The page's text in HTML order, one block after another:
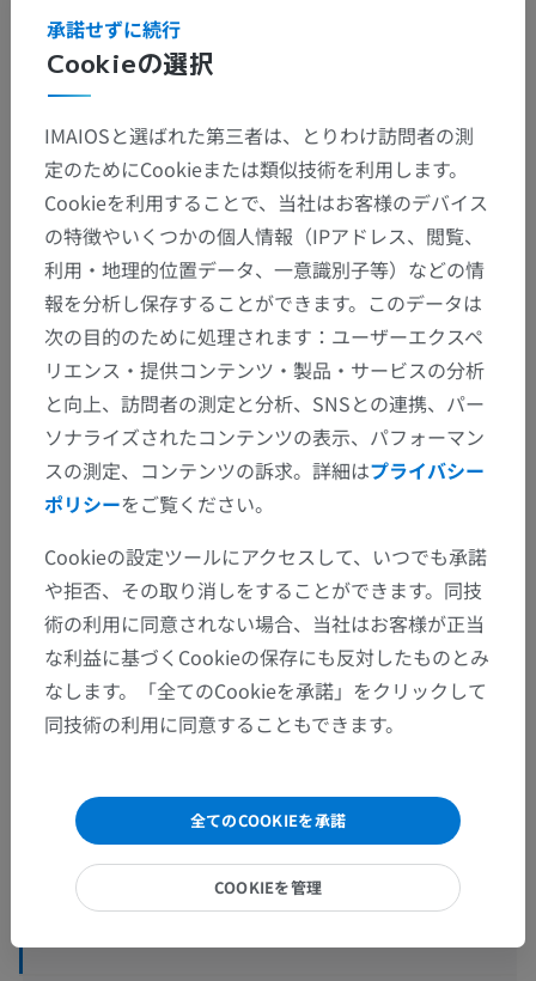
解剖学的階層
人体解剖学2
> 統合系> 神経系> 中枢神経系> 脳>
大脳
葉間溝> 頭頂下溝
下位構造：
この解剖学的部位には下位構造がありま
Cookieの選択
承諾せずに続行
IMAIOSと選ばれた第三者は、とりわけ訪問者の測
定のためにCookieまたは類似技術を利用します。
Cookieを利用することで、当社はお客様のデバイス
の特徴やいくつかの個人情報（IPアドレス、閲覧、
利用・地理的位置データ、一意識別子等）などの情
報を分析し保存することができます。このデータは
次の目的のために処理されます：ユーザーエクスペ
リエンス・提供コンテンツ・製品・サービスの分析
と向上、訪問者の測定と分析、SNSとの連携、パー
ソナライズされたコンテンツの表示、パフォーマン
スの測定、コンテンツの訴求。詳細はプライバシー
ポリシーをご覧ください。
Cookieの設定ツールにアクセスして、いつでも承諾
や拒否、その取り消しをすることができます。同技
術の利用に同意されない場合、当社はお客様が正当
な利益に基づくCookieの保存にも反対したものとみ
なします。「全てのCookieを承諾」をクリックして
同技術の利用に同意することもできます。
全てのCOOKIEを承諾
COOKIEを管理